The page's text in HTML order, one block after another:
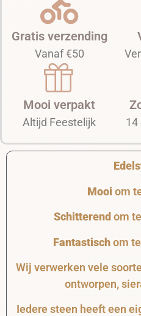
Gratis verzending
Vanaf €50
Mooi verpakt
Altijd Feestelijk 14
Mooi om
Schitterend om
Fantastischom
Wij verwerken vele
ontworpen,
Iedere steen heeft een